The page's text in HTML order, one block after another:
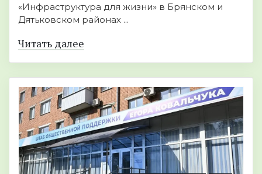
«Инфраструктура для жизни» в Брянском и
Дятьковском районах ...
Читать далее